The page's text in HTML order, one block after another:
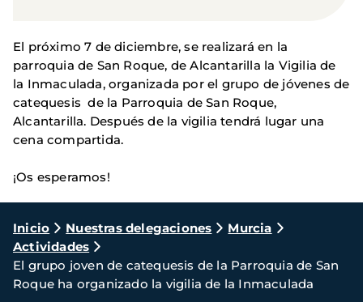
El próximo 7 de diciembre, se realizará en la
parroquia de San Roque, de Alcantarilla la Vigilia de
la Inmaculada, organizada por el grupo de jóvenes de
catequesis de la Parroquia de San Roque,
Alcantarilla. Después de la vigilia tendrá lugar una
cena compartida.
¡Os esperamos!
Ruta
de
navegación
Inicio Nuestras delegaciones
Murcia
Actividades
El grupo joven de catequesis de la Parroquia de San
Roque ha organizado la vigilia de la Inmaculada